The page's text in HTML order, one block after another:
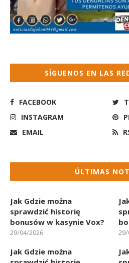
SÍGUENOS EN LAS
FACEBOOK
INSTAGRAM
EMAIL
ÚLTIMAS
Jak Gdzie można
sprawdzić historię
bonusów w kasynie Vox?
29/04/2026
Jak Gdzie można